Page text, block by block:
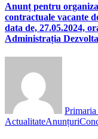
Anunț pentru
contractuale vacante
data de, 27.05.2024,
Administrația
Primaria
ActualitateAnunțuri